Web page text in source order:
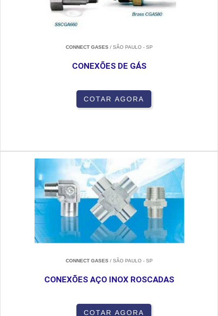
CONNECT GASES/ SÃO PAULO - SP
CONEXÕES DE GÁS
COTAR AGORA
CONNECT GASES/ SÃO PAULO - SP
CONEXÕES AÇO INOX ROSCADAS
COTAR AGORA